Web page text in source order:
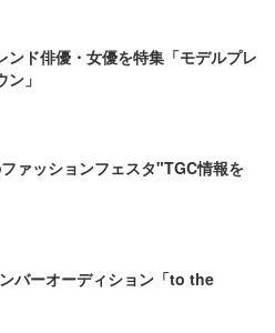
ンド俳優・女優を特集「モデルプレ
」
ァッションフェスタ"TGC情報を
バーオーディション「to the